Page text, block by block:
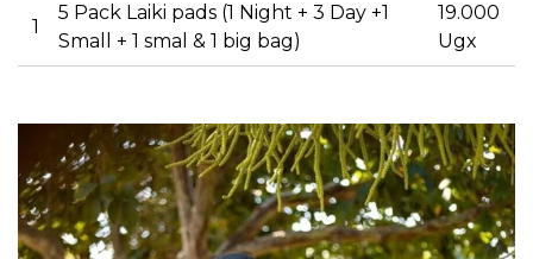
1
5 Pack Laiki pads (1 Night + 3 Day +1
Small + 1 smal & 1 big bag)
19.000
Ugx